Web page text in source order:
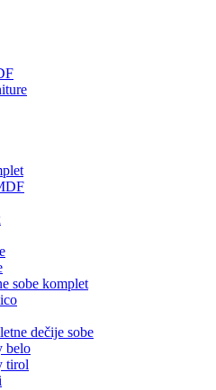
sobe komplet
dečije sobe
belo
tirol